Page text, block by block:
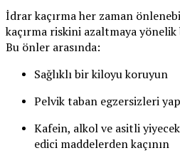
İdrar kaçırma her zaman
kaçırma riskini azaltmaya
Bu önler arasında:
Sağlıklı bir kiloyu koruyun
Pelvik taban egzersizleri
Kafein, alkol ve asitli
edici maddelerden kaçının